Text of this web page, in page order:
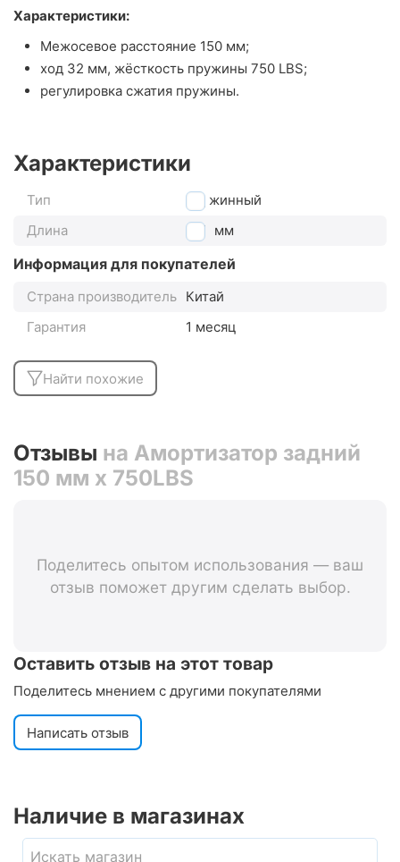
Характеристики:
Межосевое расстояние 150 мм;
ход 32 мм, жёсткость пружины 750 LBS;
регулировка сжатия пружины.
Характеристики
Тип
пружинный
Длина
150 мм
Информация для покупателей
Страна производитель Китай
Гарантия
1 месяц
Найти похожие
Отзывы на Амортизатор задний
150 мм x 750LBS
Поделитесь опытом использования — ваш
отзыв поможет другим сделать выбор.
Оставить отзыв на этот товар
Поделитесь мнением с другими покупателями
Написать отзыв
Наличие в магазинах